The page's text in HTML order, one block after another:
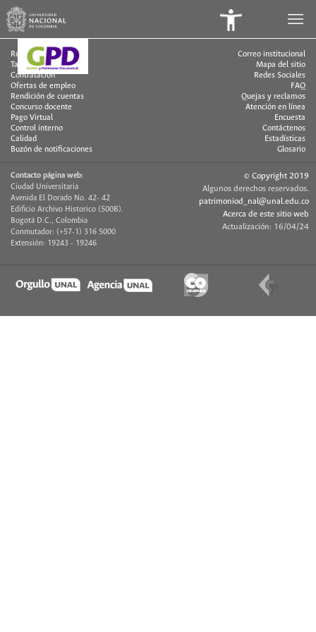
Accesibilidad
Régimen Legal
Talento humano
Contratación
Ofertas de empleo
Rendición de cuentas
Concurso docente
Pago Virtual
Control interno
Calidad
Buzón de notificaciones
Correo institucional
Mapa del sitio
Redes Sociales
FAQ
Quejas y reclamos
Atención en línea
Encuesta
Contáctenos
Estadísticas
Glosario
Contacto página web:
Ciudad Universitaria
Avenida El Dorado No. 42- 42
Edificio Archivo Historico (500B).
Bogotá D.C., Colombia
Conmutador: (+57-1) 316 5000
Extensión: 19243 - 19246
© Copyright 2019
Algunos derechos reservados.
patrimoniod_nal@unal.edu.co
Acerca de este sitio web
Actualización: 16/04/24